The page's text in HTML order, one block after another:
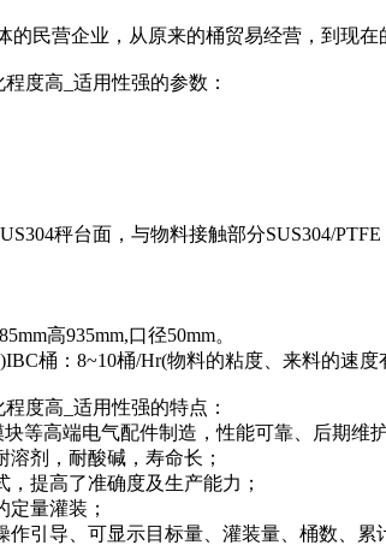
的民营企业，从原来的桶贸易经营，到现
程度高_适用性强的参数：
秤台面，与物料接触部分SUS304/PTFE
高935mm,口径50mm。
桶：8~10桶/Hr(物料的粘度、来料的速
程度高_适用性强的特点：
等高端电气配件制造，性能可靠、后期维
剂，耐酸碱，寿命长；
提高了准确度及生产能力；
量灌装；
引导、可显示目标量、灌装量、桶数、累